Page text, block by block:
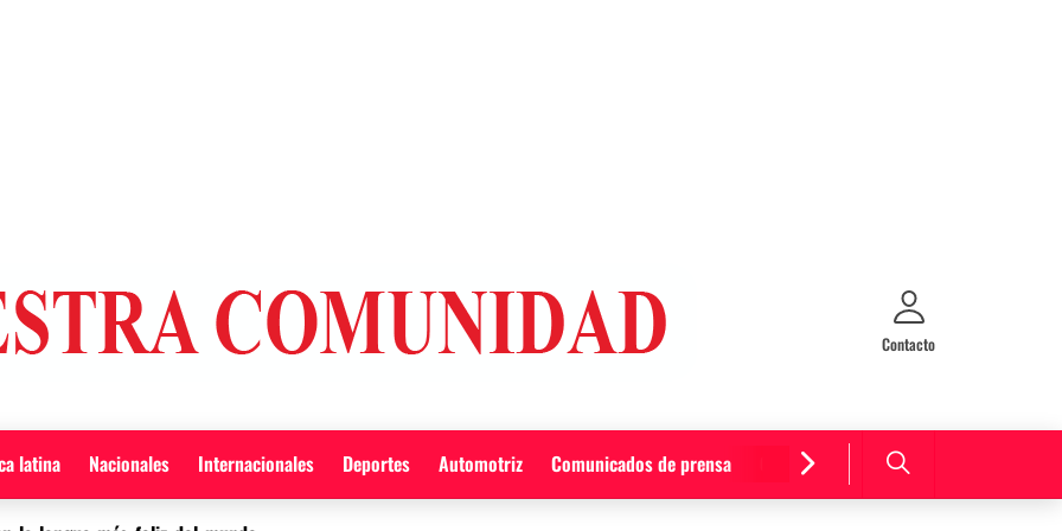
Contacto
latina Nacionales Internacionales Deportes Automotriz Comunicados de prensa Cultura y entretenimiento